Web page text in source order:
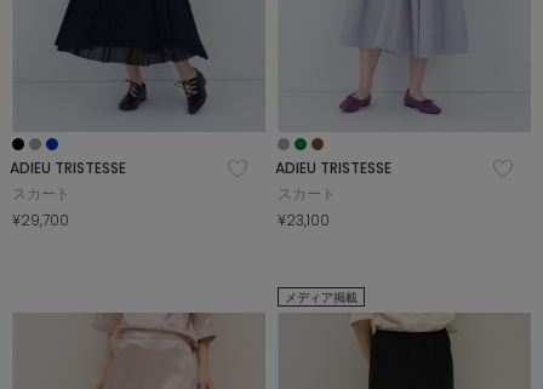
ADIEU TRISTESSE
スカート
¥29,700
ADIEU TRISTESSE
スカート
¥23,100
メディア掲載